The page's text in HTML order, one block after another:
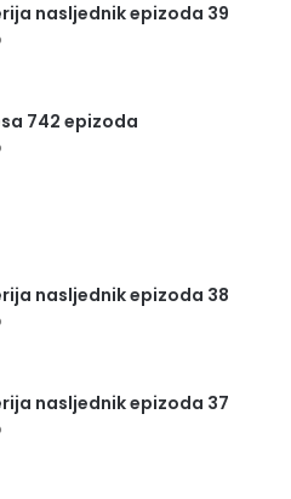
nasljednik epizoda 39
742 epizoda
nasljednik epizoda 38
nasljednik epizoda 37